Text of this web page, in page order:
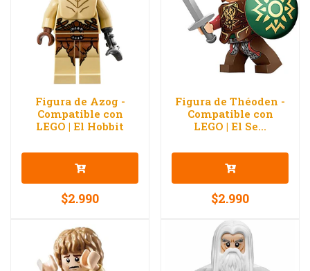
Figura de Azog -
Compatible con
LEGO | El Hobbit
$2.990
Figura de Théoden -
Compatible con
LEGO | El Se...
$2.990